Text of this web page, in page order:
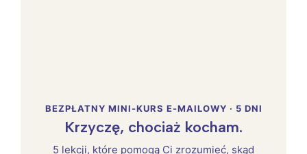
BEZPŁATNY MINI-KURS E-MAILOWY · 5 DNI
Krzyczę, chociaż kocham.
5 lekcji, które pomogą Ci zrozumieć, skąd